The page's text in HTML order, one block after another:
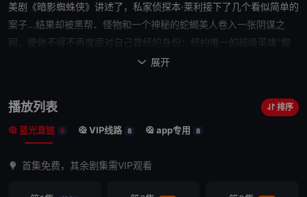
美剧《暗影蜘蛛侠》讲述了，私家侦探本·莱利接下了几个看似简单的
案子…结果却被黑帮、 怪物和一个神秘的蛇蝎美人卷入一张阴谋之
网，使他不得不再度面对自己曾经的身份：纽约唯一的超级英雄"蜘
 展开
播放列表 排序
蓝光直链 8 VIP线路 8 app专用 8
首集免费，其余剧集需VIP观看